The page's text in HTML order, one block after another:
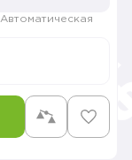
Автоматическая